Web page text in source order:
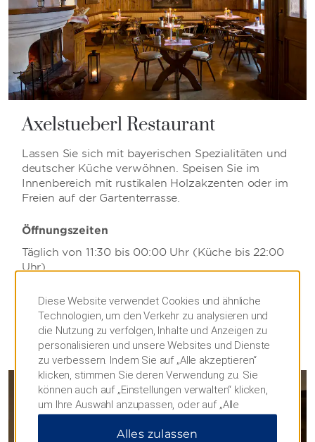
Axelstueberl Restaurant
Lassen Sie sich mit bayerischen Spezialitäten und
deutscher Küche verwöhnen. Speisen Sie im
Innenbereich mit rustikalen Holzakzenten oder im
Freien auf der Gartenterrasse.
Öffnungszeiten
Täglich von 11:30 bis 00:00 Uhr (Küche bis 22:00
Uhr)
Diese Website verwendet Cookies und ähnliche
Technologien, um den Verkehr zu analysieren und
die Nutzung zu verfolgen, Inhalte und Anzeigen zu
personalisieren und unsere Websites und Dienste
zu verbessern. Indem Sie auf „Alle akzeptieren“
klicken, stimmen Sie deren Verwendung zu. Sie
können auch auf „Einstellungen verwalten“ klicken,
um Ihre Auswahl anzupassen, oder auf „Alle
ablehnen“, um nur wichtige Cookies zuzulassen.
Weitere Informationen finden Sie in unserer
Alles zulassen